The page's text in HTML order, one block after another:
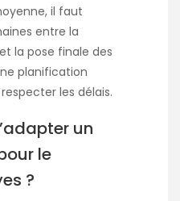
il faut
entre la
la pose finale des
planification
les délais.
un
le
?